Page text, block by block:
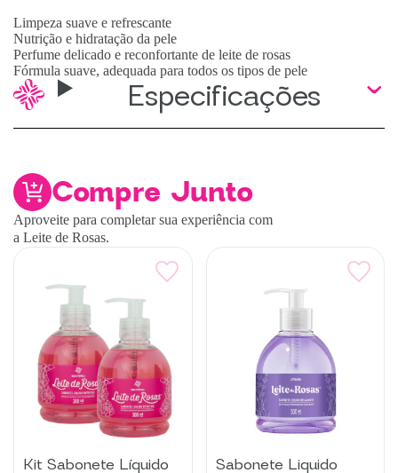
Limpeza suave e refrescante
Nutrição e hidratação da pele
Perfume delicado e reconfortante de leite de rosas
Fórmula suave, adequada para todos os tipos de pele
Especificações
Compre Junto
Aproveite para completar sua experiência com
a Leite de Rosas.
Kit Sabonete Líquido Sabonete Liquido